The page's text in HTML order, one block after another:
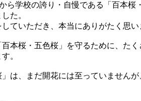
ら学校の誇り・自慢である「百本
た。
ていただき、本当にありがたく思い
本桜・五色桜」を守るために、た
。
は、まだ開花には至っていません